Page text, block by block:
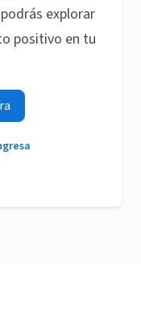
explorar
positivo en tu